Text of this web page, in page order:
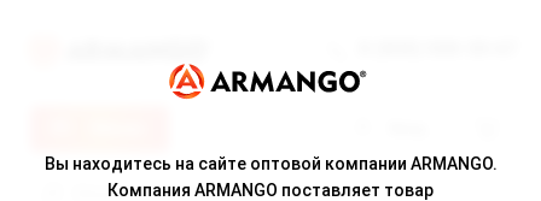
Вы находитесь на сайте оптовой компании ARMANGO.
Компания ARMANGO поставляет товар